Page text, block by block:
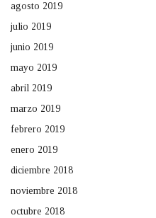
agosto 2019
julio 2019
junio 2019
mayo 2019
abril 2019
marzo 2019
febrero 2019
enero 2019
diciembre 2018
noviembre 2018
octubre 2018